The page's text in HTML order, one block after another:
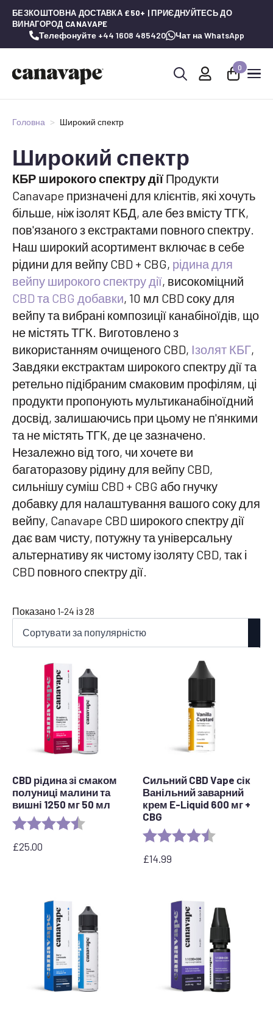
БЕЗКОШТОВНА ДОСТАВКА £50+ | ПРИЄДНУЙТЕСЬ ДО
ВИНАГОРОД CANAVAPE
Телефонуйте +44 1608 485420 Чат на WhatsApp
0
Головна Широкий спектр
Широкий спектр
КБР широкого спектру дії Продукти
Canavape призначені для клієнтів, які хочуть
більше, ніж ізолят КБД, але без вмісту ТГК,
пов'язаного з екстрактами повного спектру.
Наш широкий асортимент включає в себе
рідини для вейпу CBD + CBG, рідина для
вейпу широкого спектру дії, високоміцний
CBD та CBG добавки, 10 мл CBD соку для
вейпу та вибрані композиції канабіноїдів, що
не містять ТГК. Виготовлено з
використанням очищеного CBD, Ізолят КБГ,
Завдяки екстрактам широкого спектру дії та
ретельно підібраним смаковим профілям, ці
продукти пропонують мультиканабіноїдний
досвід, залишаючись при цьому не п'янкими
та не містять ТГК, де це зазначено.
Незалежно від того, чи хочете ви
багаторазову рідину для вейпу CBD,
сильнішу суміш CBD + CBG або гнучку
добавку для налаштування вашого соку для
вейпу, Canavape CBD широкого спектру дії
дає вам чисту, потужну та універсальну
альтернативу як чистому ізоляту CBD, так і
CBD повного спектру дії.
Показано 1-24 із 28
популярністю
CBD рідина зі смаком
полуниці малини та
вишні 1250 мг 50 мл
Рейтинг: 4.7 out of 5 stars
£25.00
Сильний CBD Vape сік
Ванільний заварний
крем E-Liquid 600 мг +
CBG
Рейтинг:
£14.99